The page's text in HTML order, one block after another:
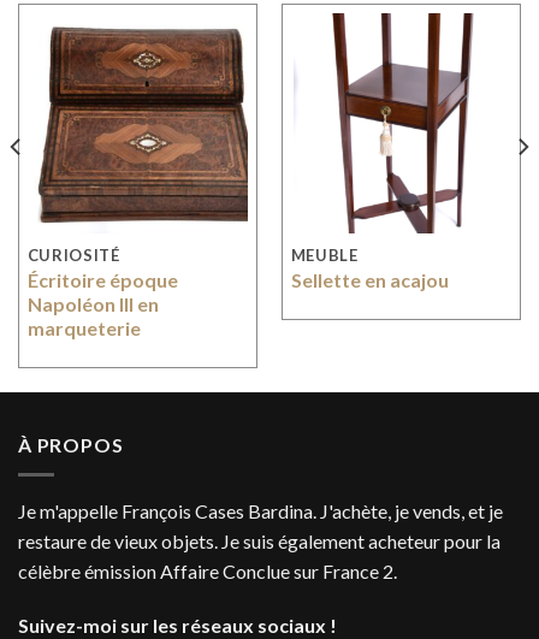
CURIOSITÉ
Écritoire époque
Napoléon III en
marqueterie
MEUBLE
Sellette en acajou
À PROPOS
Je m'appelle François Cases Bardina. J'achète, je vends, et je
restaure de vieux objets. Je suis également acheteur pour la
célèbre émission Affaire Conclue sur France 2.
Suivez-moi sur les réseaux sociaux !